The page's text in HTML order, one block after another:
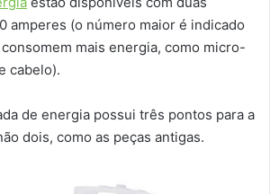
amperes (o número maior é indicado
mais energia, como micro-
cabelo).
de energia possui três pontos para a
dois, como as peças antigas.